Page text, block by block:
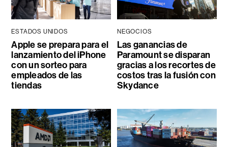
ESTADOS UNIDOS
Apple se prepara para el
lanzamiento del iPhone
con un sorteo para
empleados de las
tiendas
NEGOCIOS
Las ganancias de
Paramount se disparan
gracias a los recortes de
costos tras la fusión con
Skydance